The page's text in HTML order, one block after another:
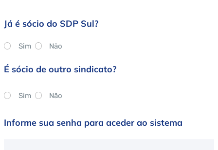
Já é sócio do SDP Sul?
Sim Não
É sócio de outro sindicato?
Sim Não
Informe sua senha para aceder ao sistema